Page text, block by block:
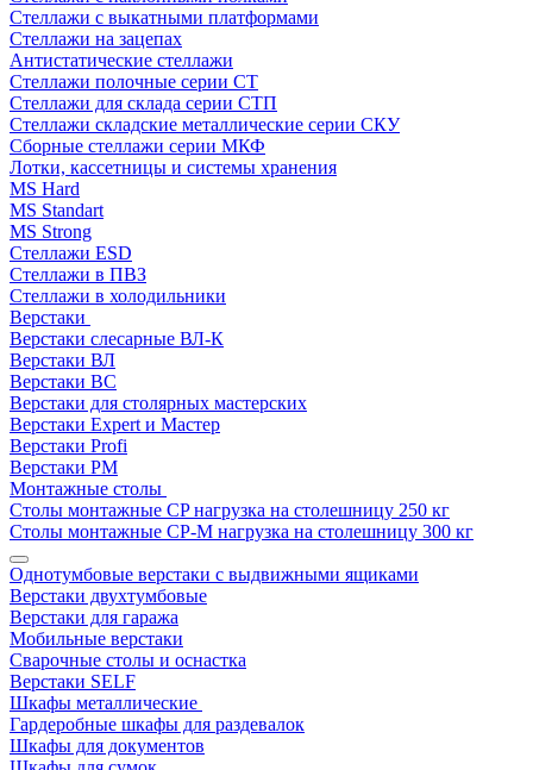
Стеллажи с выкатными платформами
Стеллажи на зацепах
Антистатические стеллажи
Стеллажи полочные серии СТ
Стеллажи для склада серии СТП
Стеллажи складские металлические серии СКУ
Сборные стеллажи серии МКФ
Лотки, кассетницы и системы хранения
MS Hard
MS Standart
MS Strong
Стеллажи ESD
Стеллажи в ПВЗ
Стеллажи в холодильники
Верстаки
Верстаки слесарные ВЛ-К
Верстаки ВЛ
Верстаки ВС
Верстаки для столярных мастерских
Верстаки Expert и Мастер
Верстаки Profi
Верстаки РМ
Монтажные столы
Столы монтажные СP нагрузка на столешницу 250 кг
Столы монтажные СР-М нагрузка на столешницу 300 кг
Однотумбовые верстаки с выдвижными ящиками
Верстаки двухтумбовые
Верстаки для гаража
Мобильные верстаки
Сварочные столы и оснастка
Верстаки SELF
Шкафы металлические
Гардеробные шкафы для раздевалок
Шкафы для документов